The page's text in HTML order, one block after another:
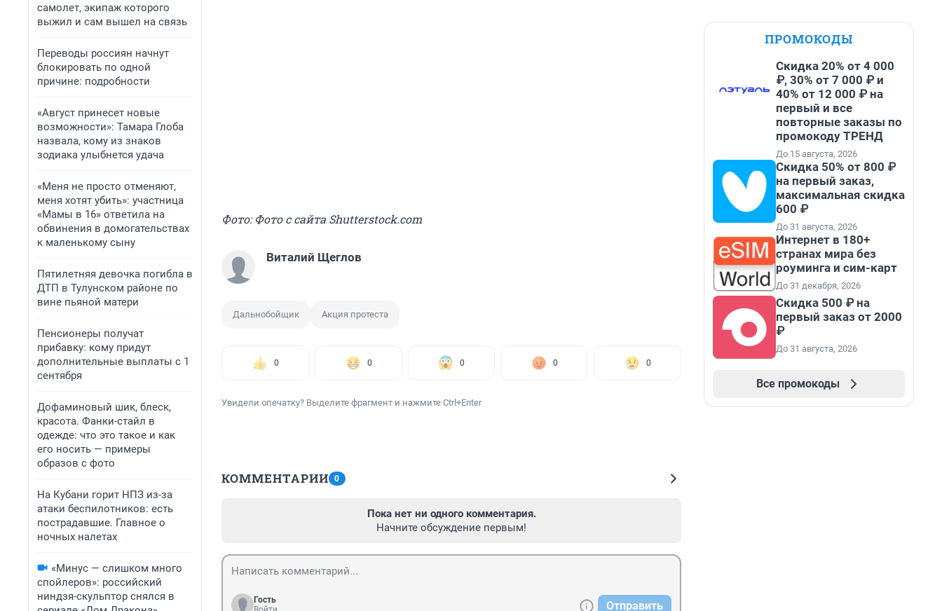
самолет, экипаж которого
выжил и сам вышел на связь
Переводы россиян начнут
блокировать по одной
причине: подробности
«Август принесет новые
возможности»: Тамара Глоба
назвала, кому из знаков
зодиака улыбнется удача
«Меня не просто отменяют,
меня хотят убить»: участница
«Мамы в 16» ответила на
обвинения в домогательствах
к маленькому сыну
Пятилетняя девочка погибла в
ДТП в Тулунском районе по
вине пьяной матери
Пенсионеры получат
прибавку: кому придут
дополнительные выплаты с 1
сентября
Дофаминовый шик, блеск,
красота. Фанки-стайл в
одежде: что это такое и как
его носить — примеры
образов с фото
На Кубани горит НПЗ из-за
атаки беспилотников: есть
пострадавшие. Главное о
ночных налетах
«Минус — слишком много
спойлеров»: российский
ниндзя-скульптор снялся в
Фото: Фото с сайта Shutterstock.com
Виталий Щеглов
Дальнобойщик Акция протеста
0 0 0 0 0
Увидели опечатку? Выделите фрагмент и нажмите Ctrl+Enter
КОММЕНТАРИИ 0
Пока нет ни одного комментария.
Начните обсуждение первым!
Гость
Отправить
ПРОМОКОДЫ
Скидка 20% от 4 000
₽, 30% от 7 000 ₽ и
40% от 12 000 ₽ на
первый и все
повторные заказы по
промокоду ТРЕНД
До 15 августа, 2026
Скидка 50% от 800 ₽
на первый заказ,
максимальная скидка
600 ₽
До 31 августа, 2026
Интернет в 180+
странах мира без
роуминга и сим-карт
До 31 декабря, 2026
Скидка 500 ₽ на
первый заказ от 2000
₽
До 31 августа, 2026
Все промокоды